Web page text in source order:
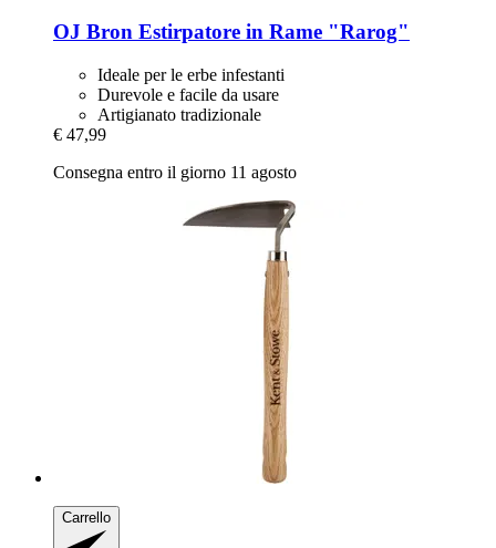
OJ Bron Estirpatore in Rame "Rarog"
Ideale per le erbe infestanti
Durevole e facile da usare
Artigianato tradizionale
€ 47,99
Consegna entro il giorno 11 agosto
Carrello